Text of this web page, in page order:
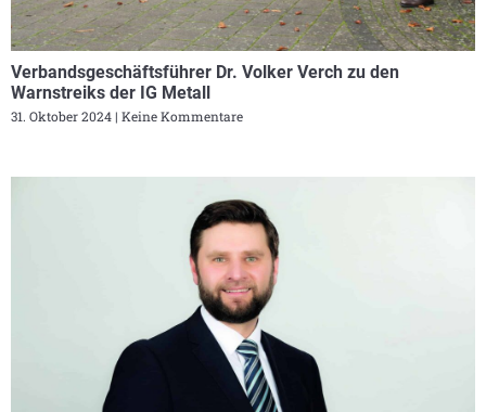
Verbandsgeschäftsführer Dr. Volker Verch zu den
Warnstreiks der IG Metall
31. Oktober 2024 Keine Kommentare